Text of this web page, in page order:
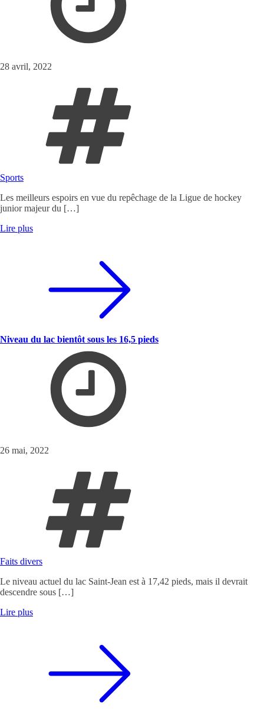
28 avril, 2022
Sports
Les meilleurs espoirs en vue du repêchage de la Ligue de hockey
junior majeur du […]
Lire plus
Niveau du lac bientôt sous les 16,5 pieds
26 mai, 2022
Faits divers
Le niveau actuel du lac Saint-Jean est à 17,42 pieds, mais il devrait
descendre sous […]
Lire plus